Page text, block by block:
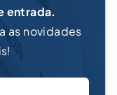
entrada.
as novidades